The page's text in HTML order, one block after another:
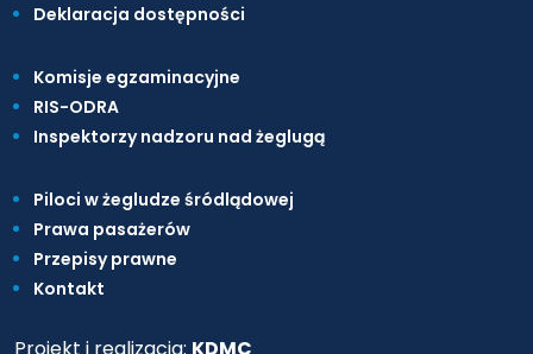
Deklaracja dostępności
Komisje egzaminacyjne
RIS-ODRA
Inspektorzy nadzoru nad żeglugą
Piloci w żegludze śródlądowej
Prawa pasażerów
Przepisy prawne
Kontakt
Projekt i realizacja: KDMC